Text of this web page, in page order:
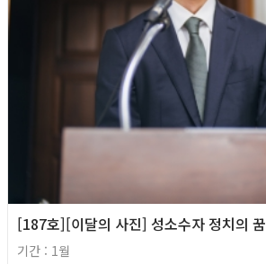
[187호][이달의 사진] 성소수자 정치의 꿈
기간 : 1월